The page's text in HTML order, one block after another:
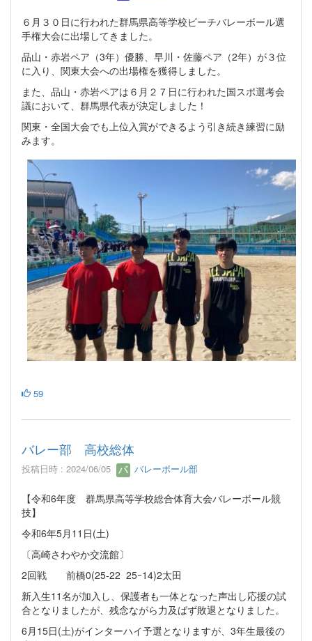
６月３０日に行われた群馬県高等学校ビーチバレーボール選
手権大会に出場してきました。
品山・赤岩ペア（3年）優勝、早川・佐藤ペア（2年）が３位
に入り、関東大会への出場権を獲得しました。
また、品山・赤岩ペアは６月２７日に行われた国スポ選考会
議において、群馬県代表が決定しました！
関東・全国大会でも上位入賞ができるよう引き続き練習に励
みます。
59
バレー部 高校総体
投稿日時 : 2024/06/05 バレーボール部
【令和6年度 群馬県高等学校総合体育大会バレーボール競
技】
令和6年5月11日(土)
〔高崎さわやか交流館〕
2回戦 前橋0(25-22 25ｰ14)2太田
新入生11名が加入し、保護者も一体となった声出し応援の試
合となりましたが、残念ながら力及ばず敗退となりました。
6月15日(土)がインターハイ予選となりますが、3年生最後の